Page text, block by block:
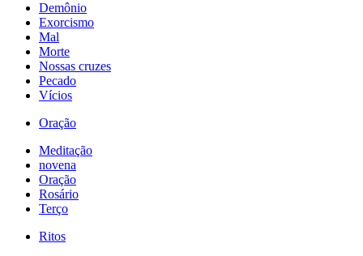
Demônio
Exorcismo
Mal
Morte
Nossas cruzes
Pecado
Vícios
Oração
Meditação
novena
Oração
Rosário
Terço
Ritos